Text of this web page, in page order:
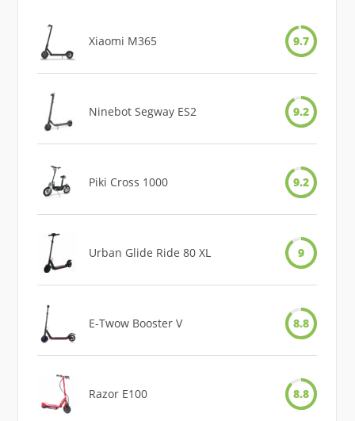
Xiaomi M365 9.7
Ninebot Segway ES2 9.2
Piki Cross 1000 9.2
Urban Glide Ride 80 XL 9
E-Twow Booster V 8.8
Razor E100 8.8